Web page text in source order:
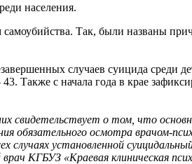
населения.
Так, были названы
случаев суицида среди
с начала года в крае
свидетельствует о том, что
обязательного осмотра врачом-
случаях установленной
КГБУЗ «Краевая клиническая